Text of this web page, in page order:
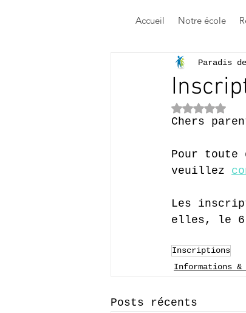
Accueil Notre école
Paradis
Noté
Chers
Pour toute
veuillez
Les
elles, le 6
Inscriptions
Informations
Posts récents